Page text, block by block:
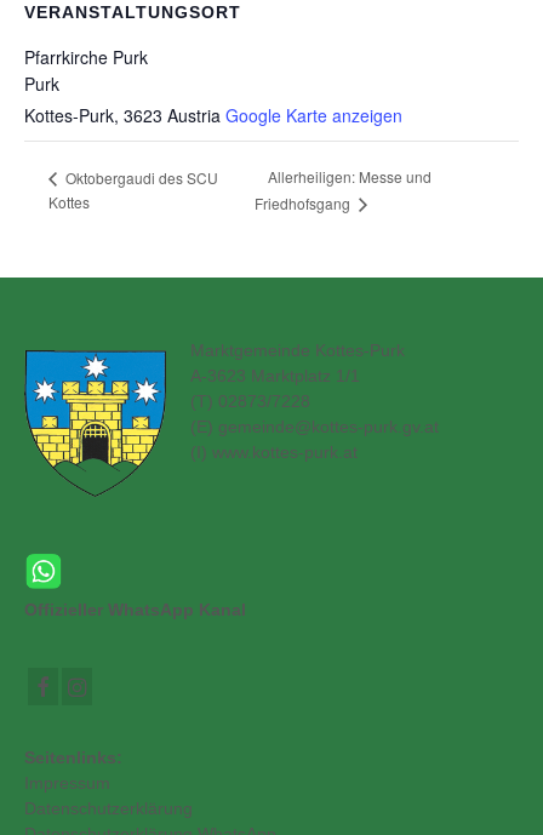
VERANSTALTUNGSORT
Pfarrkirche Purk
Purk
Kottes-Purk, 3623 Austria Google Karte anzeigen
Oktobergaudi des SCU
Kottes
Allerheiligen: Messe und
Friedhofsgang
Marktgemeinde Kottes-Purk
A-3623 Marktplatz 1/1
(T) 02873/7228
(E) gemeinde@kottes-purk.gv.at
(I) www.kottes-purk.at
Offizieller WhatsApp Kanal
Seitenlinks:
Impressum
Datenschutzerklärung